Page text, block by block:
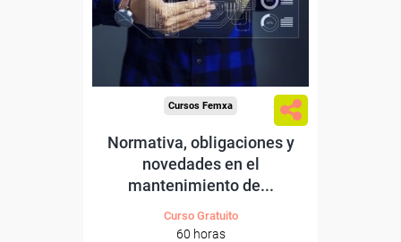
Sector
-Metal.
Cursos Femxa
Normativa, obligaciones y
novedades en el
mantenimiento de...
Curso Gratuito
60 horas